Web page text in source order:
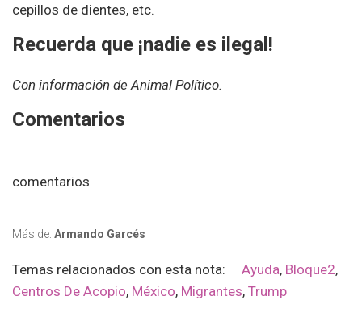
cepillos de dientes, etc.
Recuerda que ¡nadie es ilegal!
Con información de Animal Político.
Comentarios
comentarios
Más de: Armando Garcés
Temas relacionados con esta nota: Ayuda, Bloque2,
Centros De Acopio, México, Migrantes, Trump